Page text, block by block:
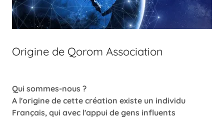
Origine de Qorom Association
Qui sommes-nous ?
A l'origine de cette création existe un individu
Français, qui avec l'appui de gens influents